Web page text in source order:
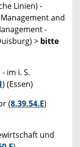
Linien) -
and
-
> bitte
im i. S.
) (Essen)
(8.39.54.E)
und